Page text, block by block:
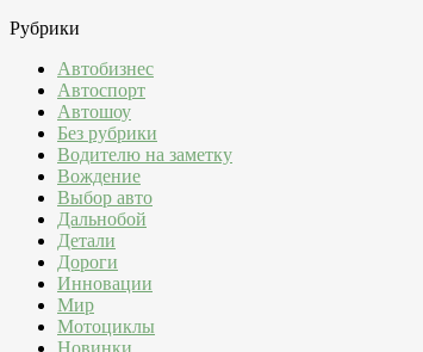
Рубрики
Автобизнес
Автоспорт
Автошоу
Без рубрики
Водителю на заметку
Вождение
Выбор авто
Дальнобой
Детали
Дороги
Инновации
Мир
Мотоциклы